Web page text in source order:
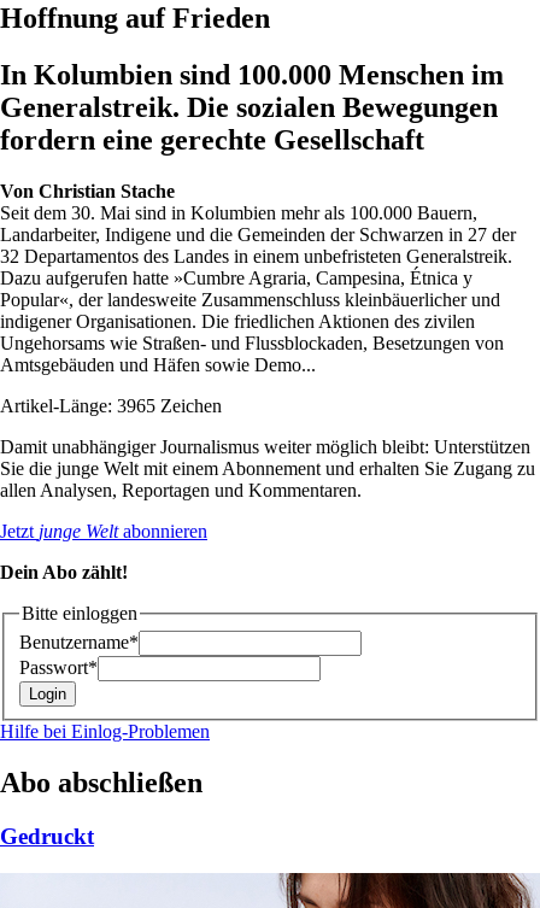
Hoffnung auf Frieden
In Kolumbien sind 100.000 Menschen im
Generalstreik. Die sozialen Bewegungen
fordern eine gerechte Gesellschaft
Von Christian Stache
Seit dem 30. Mai sind in Kolumbien mehr als 100.000 Bauern,
Landarbeiter, Indigene und die Gemeinden der Schwarzen in 27 der
32 Departamentos des Landes in einem unbefristeten Generalstreik.
Dazu aufgerufen hatte »Cumbre Agraria, Campesina, Étnica y
Popular«, der landesweite Zusammenschluss kleinbäuerlicher und
indigener Organisationen. Die friedlichen Aktionen des zivilen
Ungehorsams wie Straßen- und Flussblockaden, Besetzungen von
Amtsgebäuden und Häfen sowie Demo...
Artikel-Länge: 3965 Zeichen
Damit unabhängiger Journalismus weiter möglich bleibt: Unterstützen
Sie die junge Welt mit einem Abonnement und erhalten Sie Zugang zu
allen Analysen, Reportagen und Kommentaren.
Jetzt junge Weltabonnieren
Dein Abo zählt!
Bitte einloggen
Benutzername*
Passwort*
Hilfe bei Einlog-Problemen
Abo abschließen
Gedruckt